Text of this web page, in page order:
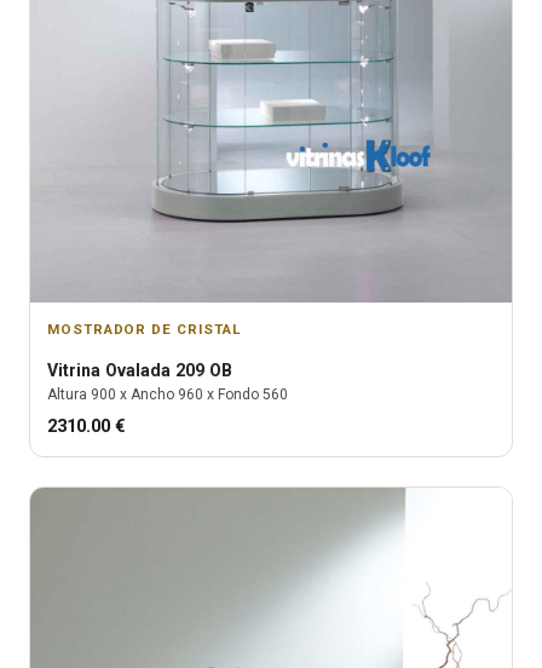
MOSTRADOR DE CRISTAL
Vitrina Ovalada 209 OB
Altura 900 x Ancho 960 x Fondo 560
2310.00 €